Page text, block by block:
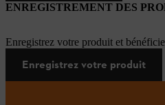
ENREGISTREMENT DES
Enregistrez votre produit et
Enregistrez votre produit